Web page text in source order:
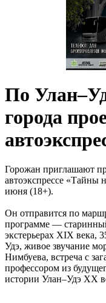
По
города
Горожан приглашают
автоэкспрессе «Тайны
июня (18+).
Он отправится по
программе —
экстерьерах XIX века,
Удэ, живое звучание
Нимбуева, встреча с
профессором из
истории Улан–Удэ XX